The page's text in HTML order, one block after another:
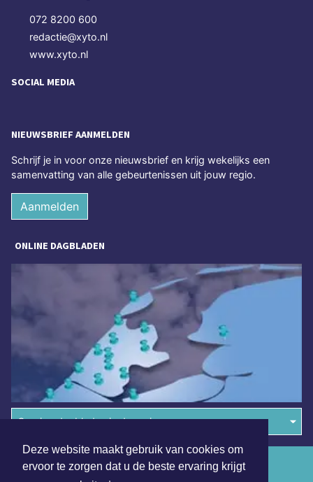
Deze website maakt gebruik van cookies om
ervoor te zorgen dat u de beste ervaring krijgt
072 8200 600
redactie@xyto.nl
www.xyto.nl
SOCIAL MEDIA
NIEUWSBRIEF AANMELDEN
Schrijf je in voor onze nieuwsbrief en krijg wekelijks een
samenvatting van alle gebeurtenissen uit jouw regio.
Aanmelden
ONLINE DAGBLADEN
Overige dagbladen in de regio
Algemene voorwaarden